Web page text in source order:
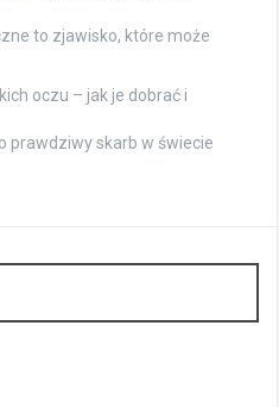
to zjawisko, które może
oczu – jak je dobrać i
prawdziwy skarb w świecie